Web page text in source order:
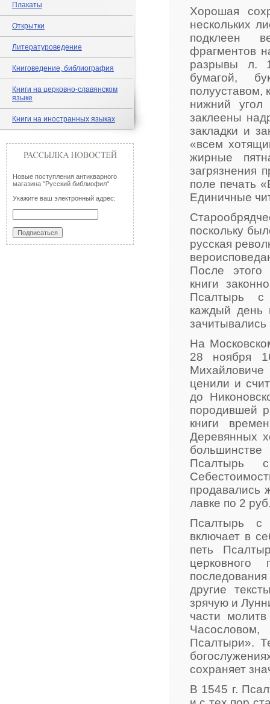
Плакаты
Открытки
Литературоведение
Книговедение, библиография
Книги на церковно-славянском
языке
Книги на иностранных языках
Новые поступления антикварного
магазина "Русский библиофил"
Укажите ваш электронный адрес:
Хорошая
нескольких
подклеен
фрагментов
разрывы л.
бумагой,
нижний угол
заклеены
закладки и
«всем
жирные
загрязнения
поле печать
Единичные
поскольку
русская
После этого
книги
Псалтырь с
каждый день
На
28 ноября
ценили и
до
породившей
книги
Деревянных
Псалтырь
продавались
лавке по 2
Псалтырь с
включает в
петь
другие
зрячую и
части
Псалтыри».
сохраняет
В 1545 г.